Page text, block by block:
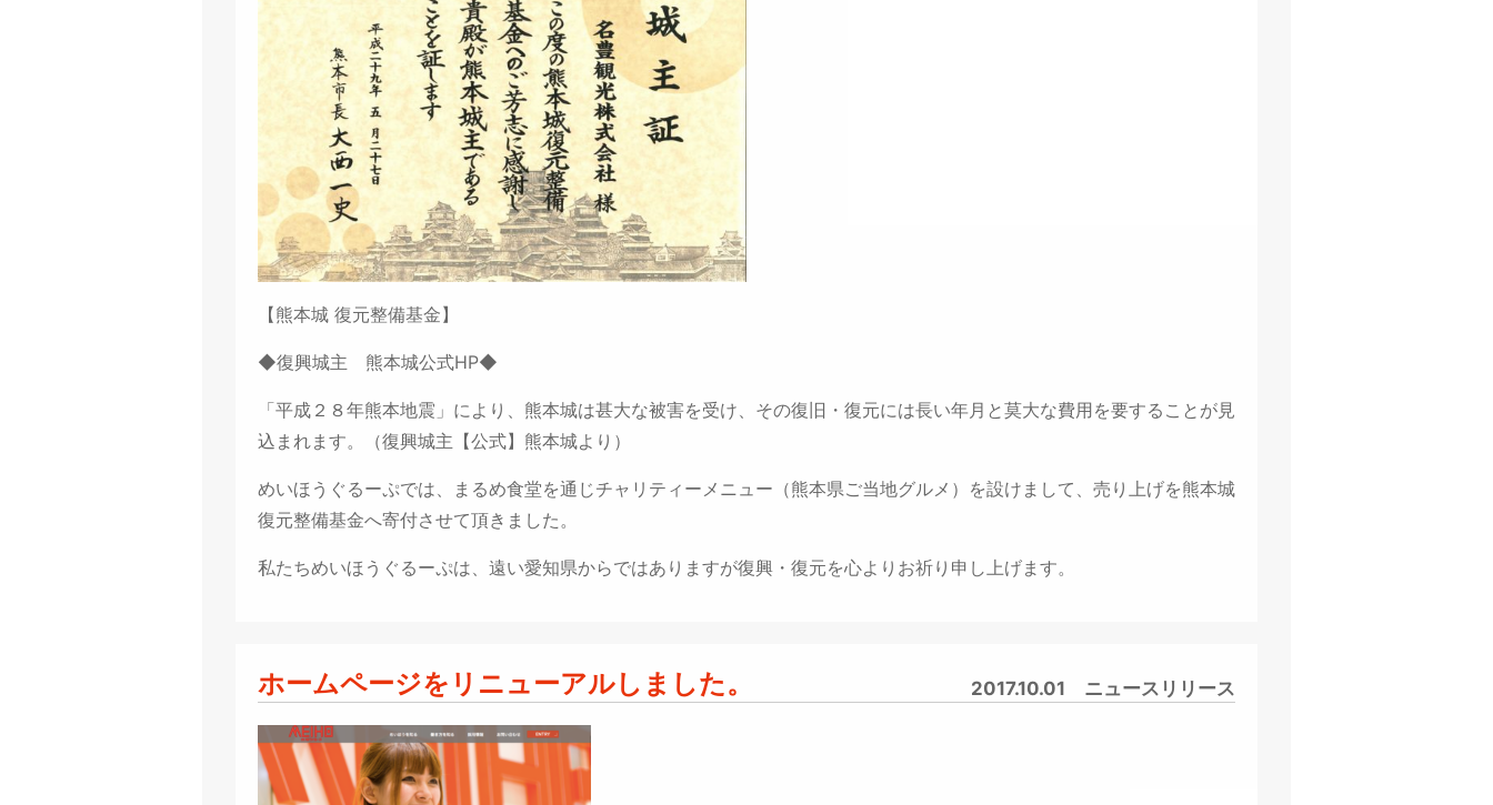
【熊本城 復元整備基金】
◆復興城主 熊本城公式HP◆
「平成２８年熊本地震」により、熊本城は甚大な被害を受け、その復旧・復元には長い年月と莫大な費用を要することが見
込まれます。（復興城主【公式】熊本城より）
めいほうぐるーぷでは、まるめ食堂を通じチャリティーメニュー（熊本県ご当地グルメ）を設けまして、売り上げを熊本城
復元整備基金へ寄付させて頂きました。
私たちめいほうぐるーぷは、遠い愛知県からではありますが復興・復元を心よりお祈り申し上げます。
ホームページをリニューアルしました。 2017.10.01 ニュースリリース